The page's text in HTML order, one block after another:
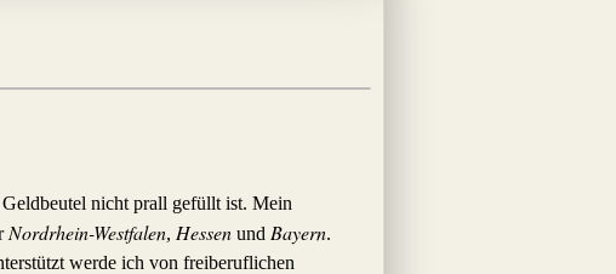
nicht prall gefüllt ist. Mein
Nordrhein-Westfalen, Hessen und Bayern.
werde ich von freiberuflichen